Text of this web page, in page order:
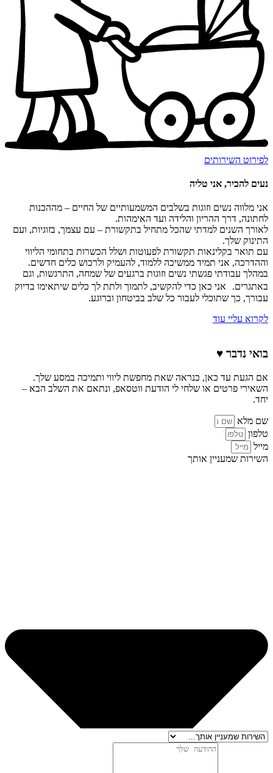
לפירוט השירותים
נעים להכיר, אני טליה
אני מלווה נשים וזוגות בשלבים המשמעותיים של החיים – מההכנות
לחתונה, דרך ההריון והלידה ועד האימהות.
לאורך השנים למדתי שהכל מתחיל בתקשורת – עם עצמך, בזוגיות, ועם
התינוק שלך.
עם תואר בקלינאות תקשורת לפעוטות ושלל הכשרות בתחומי הליווי
וההדרכה, אני תמיד ממשיכה ללמוד, להעמיק ולרכוש כלים חדשים.
במהלך עבודתי פגשתי נשים וזוגות ברגעים של שמחה, התרגשות, וגם
באתגרים. אני כאן כדי להקשיב, לתמוך ולתת לך כלים שיתאימו בדיוק
עבורך, כך שתוכלי לעבור כל שלב בביטחון וברוגע.
לקרוא עליי עוד
בואי נדבר ♥️
אם הגעת עד כאן, כנראה שאת מחפשת ליווי ותמיכה במסע שלך.
השאירי פרטים או שלחי לי הודעת ווטסאפ, ונתאם את השלב הבא –
יחד.
שם מלא
טלפון
מייל
השירות שמעניין אותך